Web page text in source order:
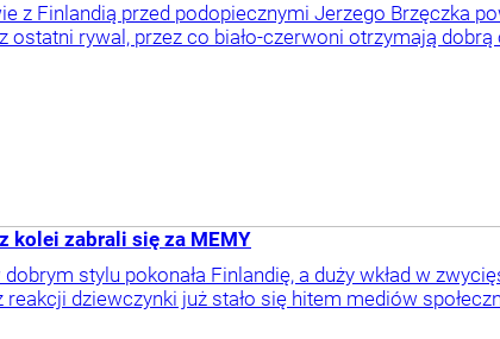
z Finlandią przed podopiecznymi Jerzego Brzęczka
ostatni rywal, przez co biało-czerwoni otrzymają
kolei zabrali się za MEMY
stylu pokonała Finlandię, a duży wkład w
reakcji dziewczynki już stało się hitem mediów